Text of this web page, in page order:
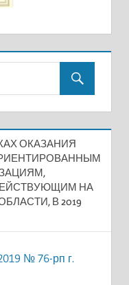
ОКАЗАНИЯ
НА
В 2019
№ 76-рп г.